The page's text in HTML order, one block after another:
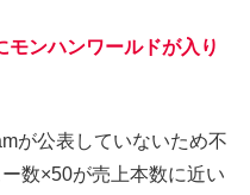
ンハンワールドが入り
が公表していないため不
数×50が売上本数に近い